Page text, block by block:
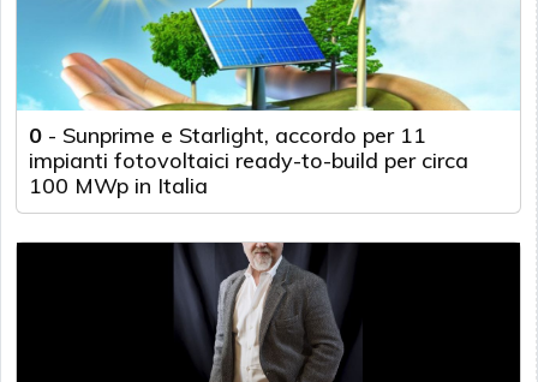
0 - Sunprime e Starlight, accordo per 11
impianti fotovoltaici ready-to-build per circa
100 MWp in Italia